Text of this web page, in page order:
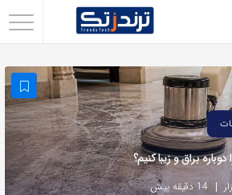
براق و زیبا کنیم؟
14 دقیقه پیش